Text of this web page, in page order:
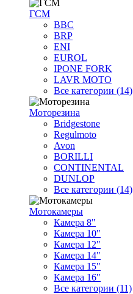
ГСМ
BBC
BRP
ENI
EUROL
IPONE FORK
LAVR MOTO
Все категории (14)
Моторезина
Bridgestone
Regulmoto
Avon
BORILLI
CONTINENTAL
DUNLOP
Все категории (14)
Мотокамеры
Камера 8"
Камера 10"
Камера 12"
Камера 14"
Камера 15"
Камера 16"
Все категории (11)